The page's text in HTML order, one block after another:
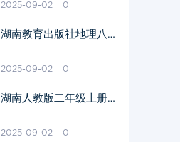
2025-09-02 0
湖南教育出版社地理八年
2025-09-02 0
湖南人教版二年级上册阅
2025-09-02 0